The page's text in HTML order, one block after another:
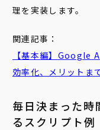
理を実装します。
関連記事：
【基本編】 Google
効率化、メリットま
毎日決まった
るスクリプト例